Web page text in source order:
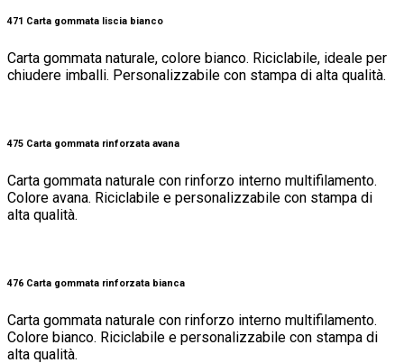
471 Carta gommata liscia bianco
Carta gommata naturale, colore bianco. Riciclabile, ideale per
chiudere imballi. Personalizzabile con stampa di alta qualità.
475 Carta gommata rinforzata avana
Carta gommata naturale con rinforzo interno multifilamento.
Colore avana. Riciclabile e personalizzabile con stampa di
alta qualità.
476 Carta gommata rinforzata bianca
Carta gommata naturale con rinforzo interno multifilamento.
Colore bianco. Riciclabile e personalizzabile con stampa di
alta qualità.